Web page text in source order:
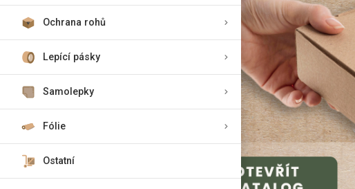
Ochrana rohů
Lepící pásky
Samolepky
Fólie
Ostatní